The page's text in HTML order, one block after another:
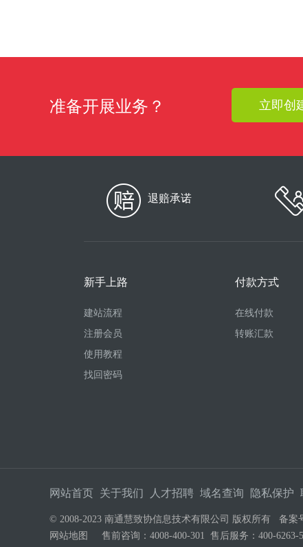
准备开展业务？ 立即创
退赔承诺
新手上路
建站流程
注册会员
使用教程
找回密码
付款方式
在线付款
转账汇款
网站首页 关于我们 人才招聘 域名查询 隐私保护
© 2008-2023 南通慧致协信息技术有限公司 版权所有 备案
网站地图
售前咨询：4008-400-301 售后服务：400-